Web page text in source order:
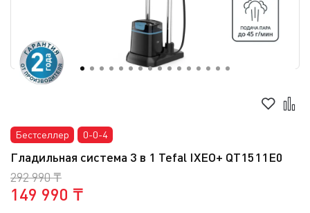
Бестселлер 0-0-4
Гладильная система 3 в 1 Tefal IXEO+ QT1511E0
292 990 ₸
149 990 ₸